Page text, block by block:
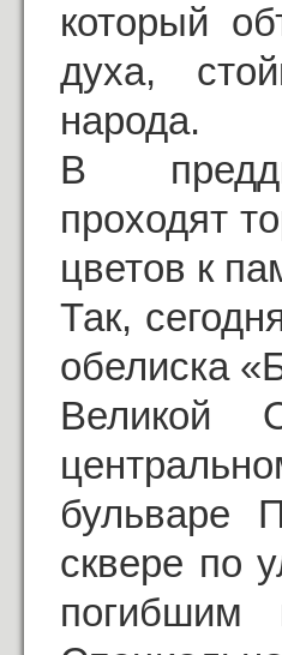
который
духа,
народа.
В
проходят
цветов к
Так,
обелиска
Великой
бульваре
сквере по
погибшим